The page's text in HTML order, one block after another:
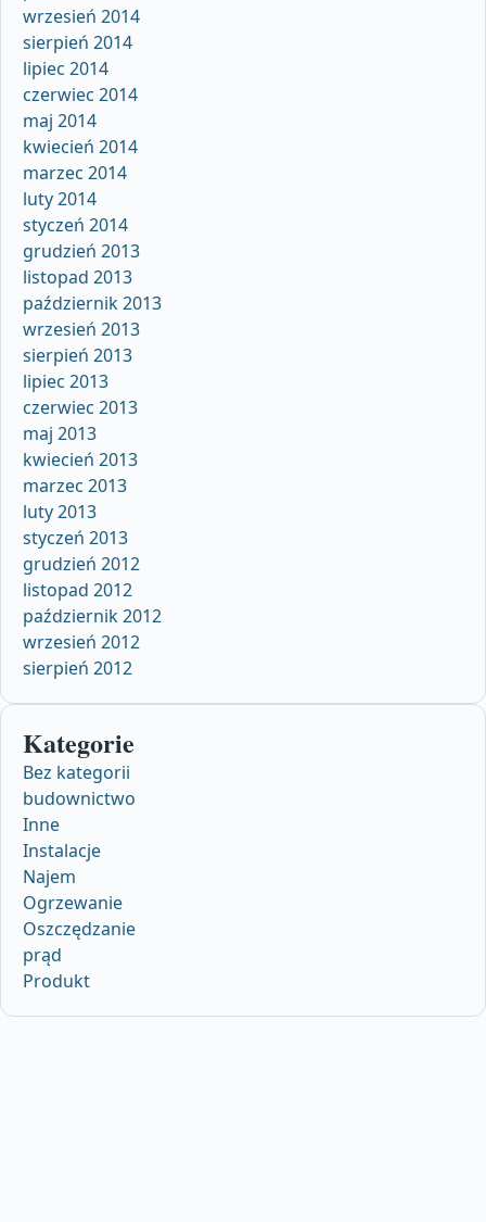
wrzesień 2014
sierpień 2014
lipiec 2014
czerwiec 2014
maj 2014
kwiecień 2014
marzec 2014
luty 2014
styczeń 2014
grudzień 2013
listopad 2013
październik 2013
wrzesień 2013
sierpień 2013
lipiec 2013
czerwiec 2013
maj 2013
kwiecień 2013
marzec 2013
luty 2013
styczeń 2013
grudzień 2012
listopad 2012
październik 2012
wrzesień 2012
sierpień 2012
Kategorie
Bez kategorii
budownictwo
Inne
Instalacje
Najem
Ogrzewanie
Oszczędzanie
prąd
Produkt